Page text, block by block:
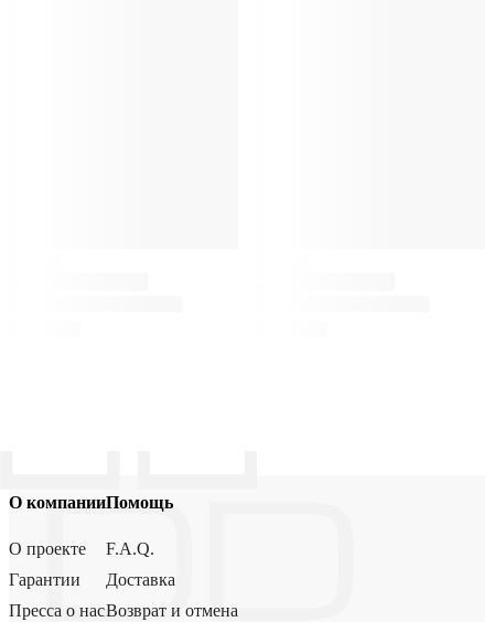
О компании
О проекте
Гарантии
Пресса о нас
Помощь
F.A.Q.
Доставка
Возврат и отмена